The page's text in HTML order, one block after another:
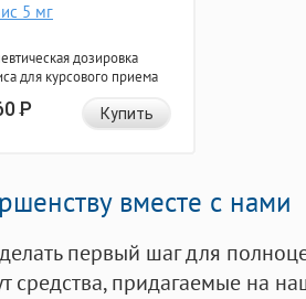
5 мг
дозировка
для курсового приема
Р Купить
вместе с нами
первый шаг для
средства, придагаемые на